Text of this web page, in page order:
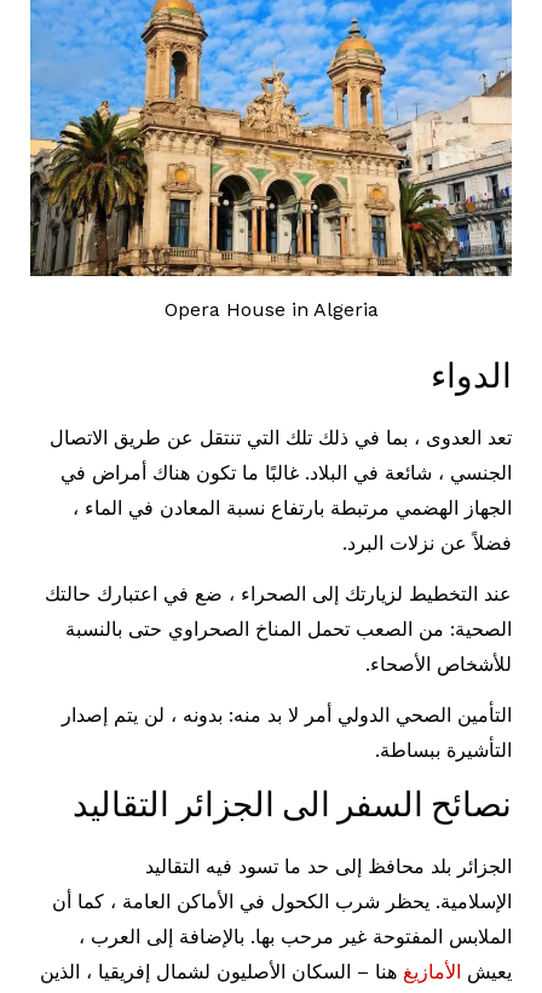
Opera House in Algeria
الدواء
تعد العدوى ، بما في ذلك تلك التي تنتقل عن طريق الاتصال
الجنسي ، شائعة في البلاد. غالبًا ما تكون هناك أمراض في
الجهاز الهضمي مرتبطة بارتفاع نسبة المعادن في الماء ،
فضلاً عن نزلات البرد.
عند التخطيط لزيارتك إلى الصحراء ، ضع في اعتبارك حالتك
الصحية: من الصعب تحمل المناخ الصحراوي حتى بالنسبة
للأشخاص الأصحاء.
التأمين الصحي الدولي أمر لا بد منه: بدونه ، لن يتم إصدار
التأشيرة ببساطة.
نصائح السفر الى الجزائر التقاليد
الجزائر بلد محافظ إلى حد ما تسود فيه التقاليد
الإسلامية. يحظر شرب الكحول في الأماكن العامة ، كما أن
الملابس المفتوحة غير مرحب بها. بالإضافة إلى العرب ،
يعيش الأمازيغ هنا – السكان الأصليون لشمال إفريقيا ، الذين